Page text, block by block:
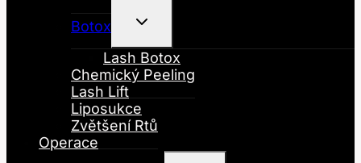
Botox
Toggle
Menu
Lash Botox
Chemický Peeling
Lash Lift
Liposukce
Zvětšení Rtů
Operace